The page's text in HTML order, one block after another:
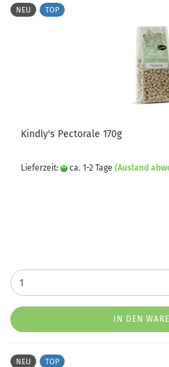
NEU TOP
Kindly's Pectorale 170g
Lieferzeit: ca. 1-2 Tage (Ausland
IN DEN
NEU TOP